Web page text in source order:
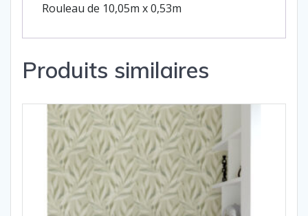
Rouleau de 10,05m x 0,53m
Produits similaires